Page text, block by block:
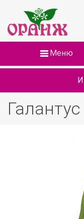
Меню
Галантус